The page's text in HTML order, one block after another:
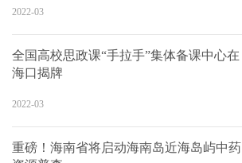
2022-03
全国高校思政课“手拉手”集体备课中心在
海口揭牌
2022-03
重磅！海南省将启动海南岛近海岛屿中药